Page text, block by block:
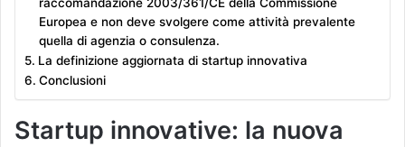
raccomandazione 2003/361/CE della Commissione
Europea e non deve svolgere come attività prevalente
quella di agenzia o consulenza.
La definizione aggiornata di startup innovativa
Conclusioni
Startup innovative: la nuova